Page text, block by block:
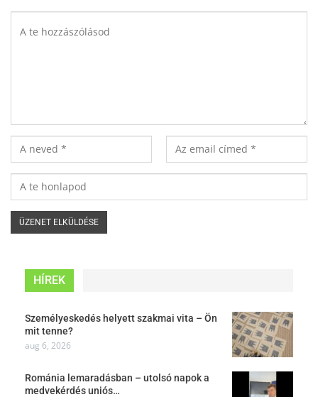
HÍREK
Személyeskedés helyett szakmai vita – Ön
mit tenne?
aug 6, 2026
Románia lemaradásban – utolsó napok a
medvekérdés uniós…